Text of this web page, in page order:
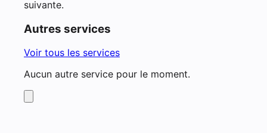
suivante.
Autres services
Voir tous les services
Aucun autre service pour le moment.